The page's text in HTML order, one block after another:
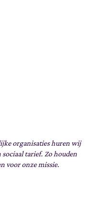
organisaties huren wij
tarief. Zo houden
voor onze missie.